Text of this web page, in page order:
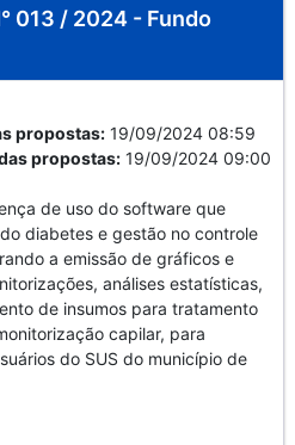
013 / 2024 - Fundo
propostas: 19/09/2024 08:59
propostas: 19/09/2024 09:00
de uso do software que
diabetes e gestão no controle
a emissão de gráficos e
análises estatísticas,
de insumos para tratamento
capilar, para
do SUS do município de